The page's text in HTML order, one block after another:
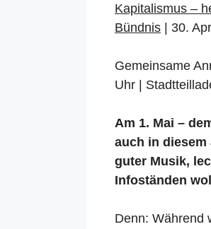
Kapitalismus –
Bündnis | 30.
Gemeinsame
Uhr |
Am 1. Mai –
auch in diesem
guter Musik,
Infoständen
Denn: Während